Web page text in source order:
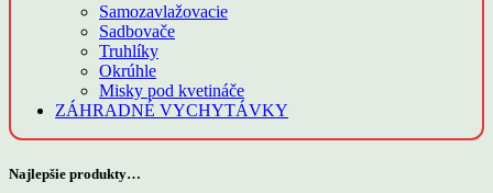
Samozavlažovacie
Sadbovače
Truhlíky
Okrúhle
Misky pod kvetináče
ZÁHRADNÉ VYCHYTÁVKY
Najlepšie produkty…